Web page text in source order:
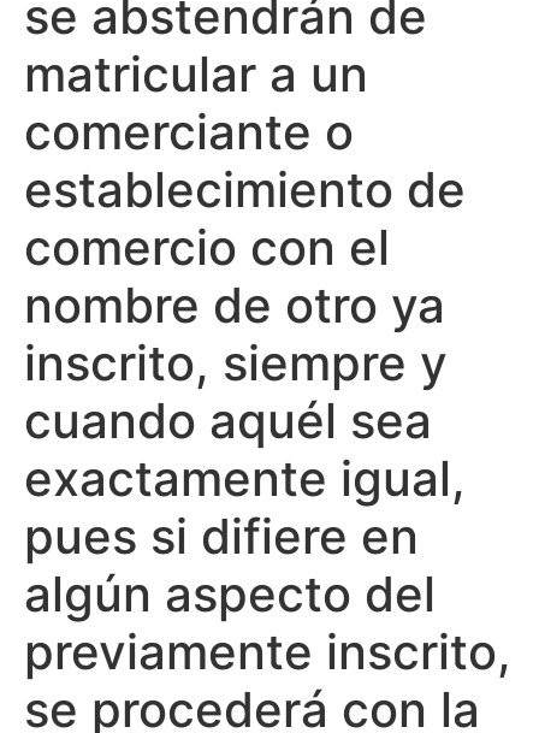
se abstendrán de
matricular a un
comerciante o
establecimiento de
comercio con el
nombre de otro ya
inscrito, siempre y
cuando aquél sea
exactamente igual,
pues si difiere en
algún aspecto del
previamente inscrito,
se procederá con la